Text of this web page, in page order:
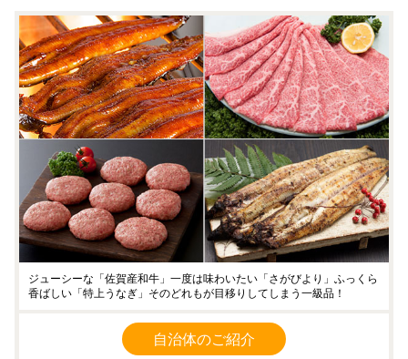
ト上で提出することができます。
郵送の手間が省けて費用もかかりません。
寄付番号をご準備いただき寄付者様の情報登録が完了した
ら、ホーム画面の「オンラインワンストップ申請」をタッ
プ。表示された「マイナンバーカードをお持ちですか？」と
いう質問に「いいえ」とお答えいただくと、全部アップロー
ド申請のご案内が開始されますので、手順に沿ってお手続き
ください。
〈自治体マイページはこちら〉
https://mypg.jp/
【必見！ポイント制ふるさと納税サービス開始】
ポイントは有効期限なし！
“先に寄附してポイントに交換、あとでポイントを使ってゆ
新しいふるさと納税サービスを開始しました！
上峰町では佐賀牛や豚肉、鶏肉、うなぎ、お米など魅力ある
ジューシーな「佐賀産和牛」一度は味わいたい「さがびより」ふっくら
香ばしい「特上うなぎ」そのどれもが目移りしてしまう一級品！
自治体のご紹介